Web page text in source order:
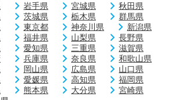
岩手県 宮城県
秋田県
茨城県 栃木県
群馬県
東京都 神奈川県
新潟県
福井県 山梨県
長野県
愛知県 三重県
滋賀県
兵庫県 奈良県
和歌山県
岡山県 広島県
山口県
愛媛県 高知県
福岡県
熊本県 大分県
宮崎県